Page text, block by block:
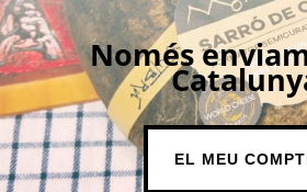
Només
EL MEU